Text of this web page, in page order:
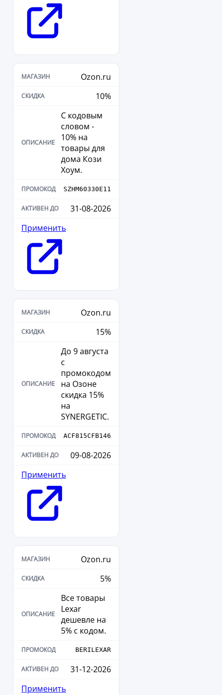
Ozon.ru
10%
С кодовым
словом -
10% на
товары для
дома Кози
Хоум.
SZHM60330E11
31-08-2026
Применить
Ozon.ru
15%
До 9 августа
с
промокодом
на Озоне
скидка 15%
на
SYNERGETIC.
ACF815CFB146
09-08-2026
Применить
Ozon.ru
5%
Все товары
Lexar
дешевле на
5% с кодом.
BERILEXAR
31-12-2026
Применить